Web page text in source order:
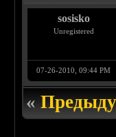
sosisko
Unregistered
07-26-2010, 09:44 PM
«